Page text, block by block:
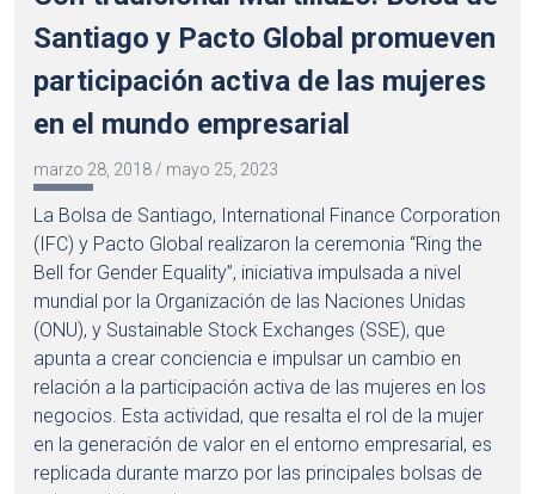
Santiago y Pacto Global promueven
participación activa de las mujeres
en el mundo empresarial
marzo 28, 2018 / mayo 25, 2023
La Bolsa de Santiago, International Finance Corporation
(IFC) y Pacto Global realizaron la ceremonia “Ring the
Bell for Gender Equality”, iniciativa impulsada a nivel
mundial por la Organización de las Naciones Unidas
(ONU), y Sustainable Stock Exchanges (SSE), que
apunta a crear conciencia e impulsar un cambio en
relación a la participación activa de las mujeres en los
negocios. Esta actividad, que resalta el rol de la mujer
en la generación de valor en el entorno empresarial, es
replicada durante marzo por las principales bolsas de